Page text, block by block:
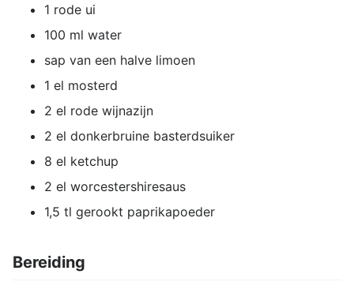
1 rode ui
100 ml water
sap van een halve limoen
1 el mosterd
2 el rode wijnazijn
2 el donkerbruine basterdsuiker
8 el ketchup
2 el worcestershiresaus
1,5 tl gerookt paprikapoeder
Bereiding